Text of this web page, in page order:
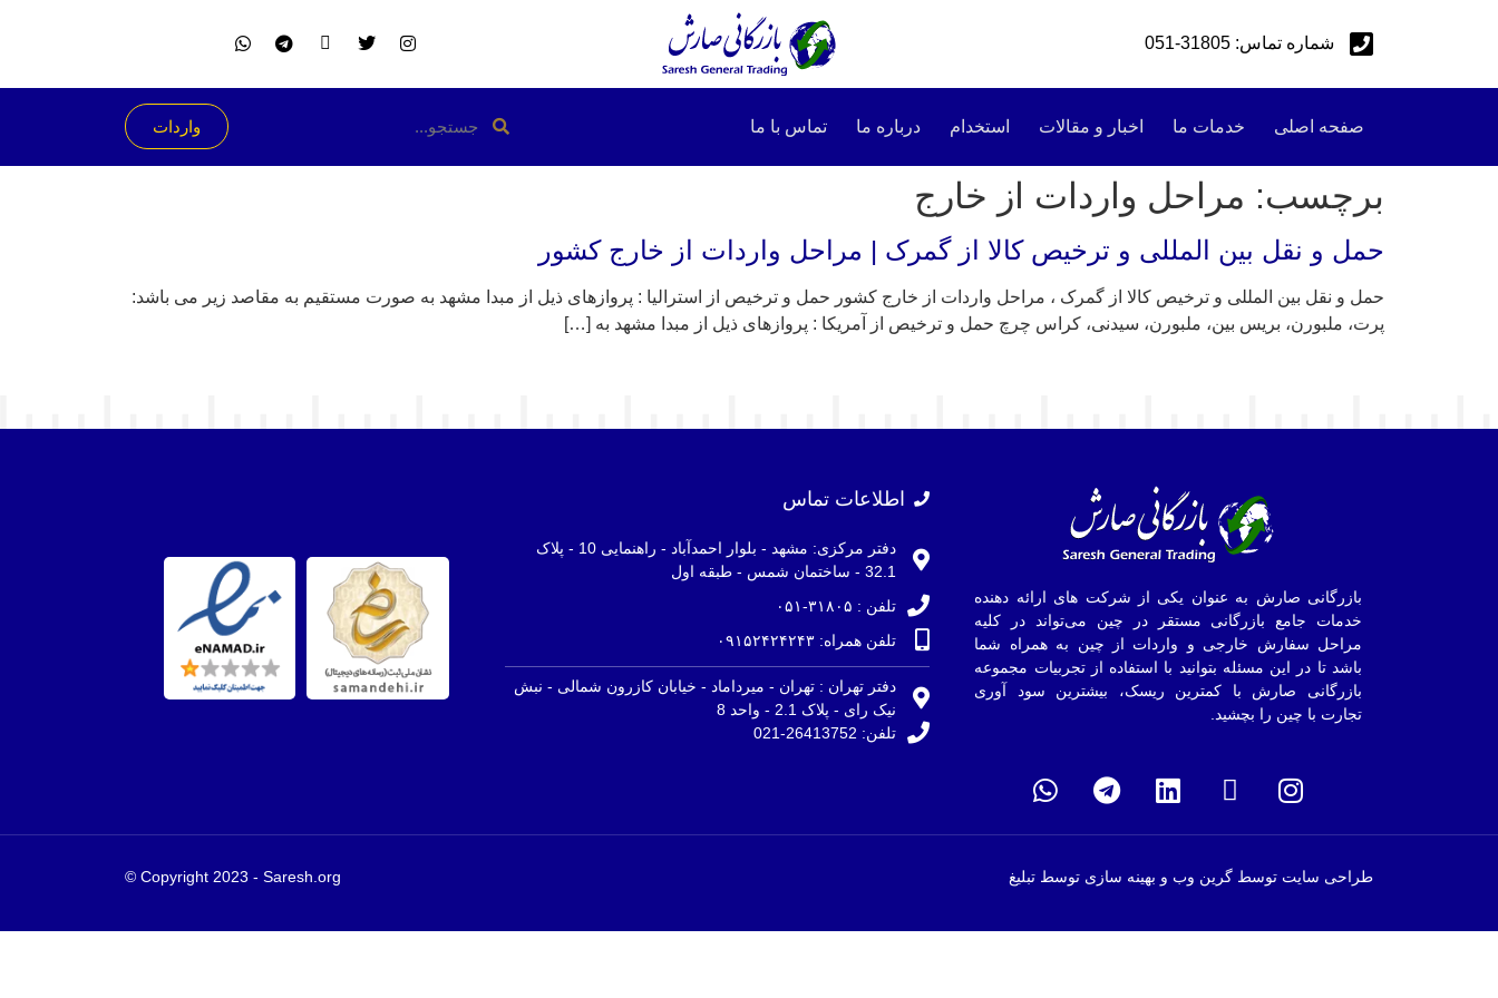
شماره تماس: 31805-051
صفحه اصلی خدمات ما اخبار و مقالات استخدام درباره ما تماس با ما واردات
برچسب: مراحل واردات از خارج
حمل و نقل بین المللی و ترخیص کالا از گمرک | مراحل واردات از خارج کشور
حمل و نقل بین المللی و ترخیص کالا از گمرک ، مراحل واردات از خارج کشور حمل و ترخیص از استرالیا : پروازهای ذیل از مبدا مشهد به صورت مستقیم به مقاصد زیر می باشد:
پرت، ملبورن، بریس بین، ملبورن، سیدنی، کراس چرچ حمل و ترخیص از آمریکا : پروازهای ذیل از مبدا مشهد به […]
بازرگانی صارش به عنوان یکی از شرکت های ارائه دهنده
خدمات جامع بازرگانی مستقر در چین می‌تواند در کلیه
مراحل سفارش خارجی و واردات از چین به همراه شما
باشد تا در این مسئله بتوانید با استفاده از تجربیات مجموعه
بازرگانی صارش با کمترین ریسک، بیشترین سود آوری
تجارت با چین را بچشید.
اطلاعات تماس
دفتر مرکزی: مشهد - بلوار احمدآباد - راهنمایی 10 - پلاک
32.1 - ساختمان شمس - طبقه اول
تلفن : ۳۱۸۰۵-۰۵۱
تلفن همراه: ۰۹۱۵۲۴۲۴۲۴۳
دفتر تهران : تهران - میرداماد - خیابان کازرون شمالی - نبش
نیک رای - پلاک 2.1 - واحد 8
تلفن: 26413752-021
طراحی سایت توسط گرین وب و بهینه سازی توسط تبلیغ Copyright 2023 - Saresh.org ©